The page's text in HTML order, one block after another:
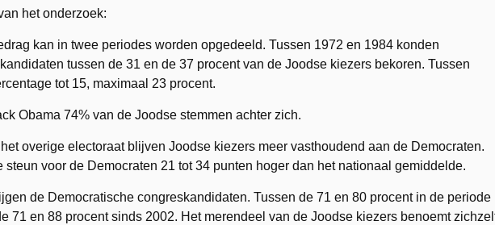
het onderzoek:
kan in twee periodes worden opgedeeld. Tussen 1972 en 1984 konden
tussen de 31 en de 37 procent van de Joodse kiezers bekoren. Tussen
tot 15, maximaal 23 procent.
74% van de Joodse stemmen achter zich.
electoraat blijven Joodse kiezers meer vasthoudend aan de Democraten.
steun voor de Democraten 21 tot 34 punten hoger dan het nationaal gemiddelde.
de Democratische congreskandidaten. Tussen de 71 en 80 procent in de periode
71 en 88 procent sinds 2002. Het merendeel van de Joodse kiezers benoemt